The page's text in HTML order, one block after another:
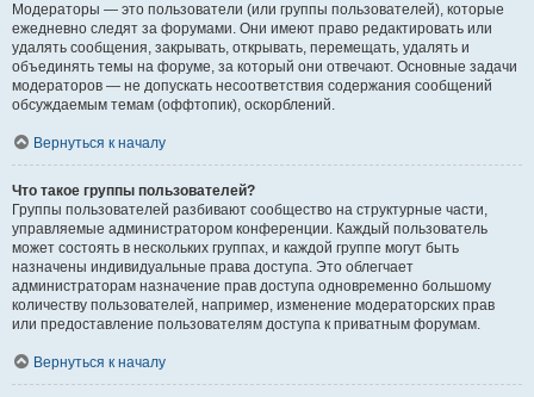
Модераторы — это пользователи (или группы пользователей), которые
ежедневно следят за форумами. Они имеют право редактировать или
удалять сообщения, закрывать, открывать, перемещать, удалять и
объединять темы на форуме, за который они отвечают. Основные задачи
модераторов — не допускать несоответствия содержания сообщений
обсуждаемым темам (оффтопик), оскорблений.
Вернуться к началу
Что такое группы пользователей?
Группы пользователей разбивают сообщество на структурные части,
управляемые администратором конференции. Каждый пользователь
может состоять в нескольких группах, и каждой группе могут быть
назначены индивидуальные права доступа. Это облегчает
администраторам назначение прав доступа одновременно большому
количеству пользователей, например, изменение модераторских прав
или предоставление пользователям доступа к приватным форумам.
Вернуться к началу